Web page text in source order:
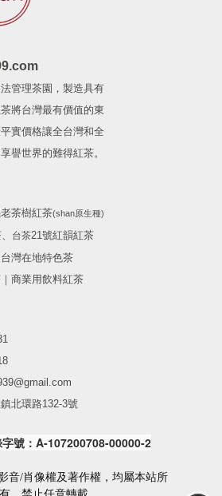
管理茶園，製造具有
將台灣最有價值的東
實價格讓全台灣和全
譽世界的難得紅茶。
茶樹紅茶(shan原生種)
台茶21號紅韻紅茶
灣在地特色茶
商業用飲料紅茶
北環路132-3號
號：A-107200708-00000-2
音/肖像權及著作權，均屬本站所